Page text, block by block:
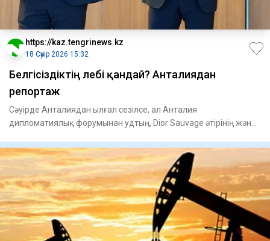
https://kaz.tengrinews.kz
18 Сәуір 2026 15:32
Белгісіздіктің лебі қандай? Анталиядан
репортаж
Сәуірде Анталиядан ылғал сезілсе, ал Анталия
дипломатиялық форумынан удтың, Dior Sauvage әтірінің және